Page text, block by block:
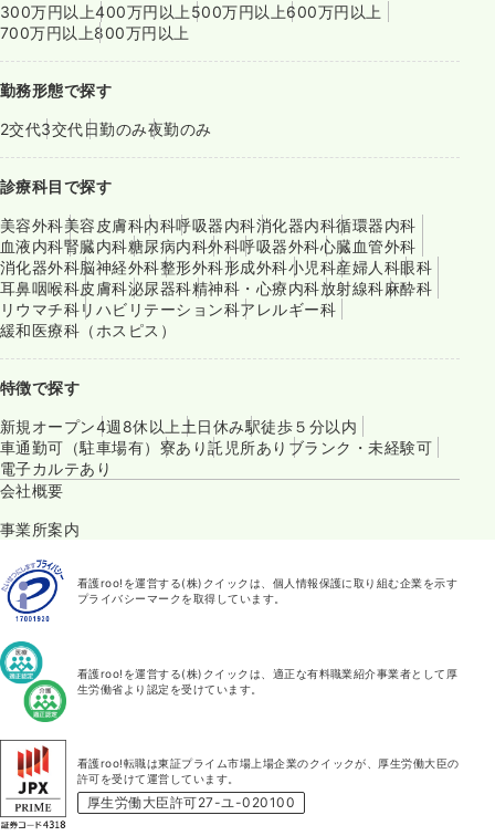
300万円以上400万円以上 500万円以上600万円以上
700万円以上800万円以上
勤務形態で探す
2交代3交代日勤のみ夜勤のみ
診療科目で探す
美容外科美容皮膚科内科呼吸器内科消化器内科循環器内科
血液内科腎臓内科糖尿病内科外科呼吸器外科心臓血管外科
消化器外科脳神経外科整形外科形成外科小児科産婦人科眼科
耳鼻咽喉科皮膚科泌尿器科精神科・心療内科放射線科麻酔科
リウマチ科リハビリテーション科アレルギー科
緩和医療科（ホスピス）
特徴で探す
新規オープン4週8休以上 土日休み駅徒歩５分以内
車通勤可（駐車場有） 寮あり託児所あり ブランク・未経験可
電子カルテあり
会社概要
事業所案内
看護roo!を運営する(株)クイックは、個人情報保護に取り組む企業を示す
プライバシーマークを取得しています。
看護roo!を運営する(株)クイックは、適正な有料職業紹介事業者として厚
生労働省より認定を受けています。
看護roo!転職は東証プライム市場上場企業のクイックが、厚生労働大臣の
許可を受けて運営しています。
厚生労働大臣許可27-ユ-020100